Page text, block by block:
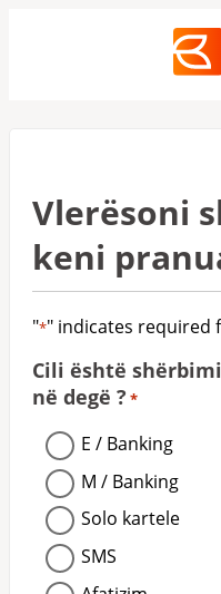
Vlerësoni
keni
"*" indicates required
Cili është
në degë ? *
E / Banking
M / Banking
Solo kartele
SMS